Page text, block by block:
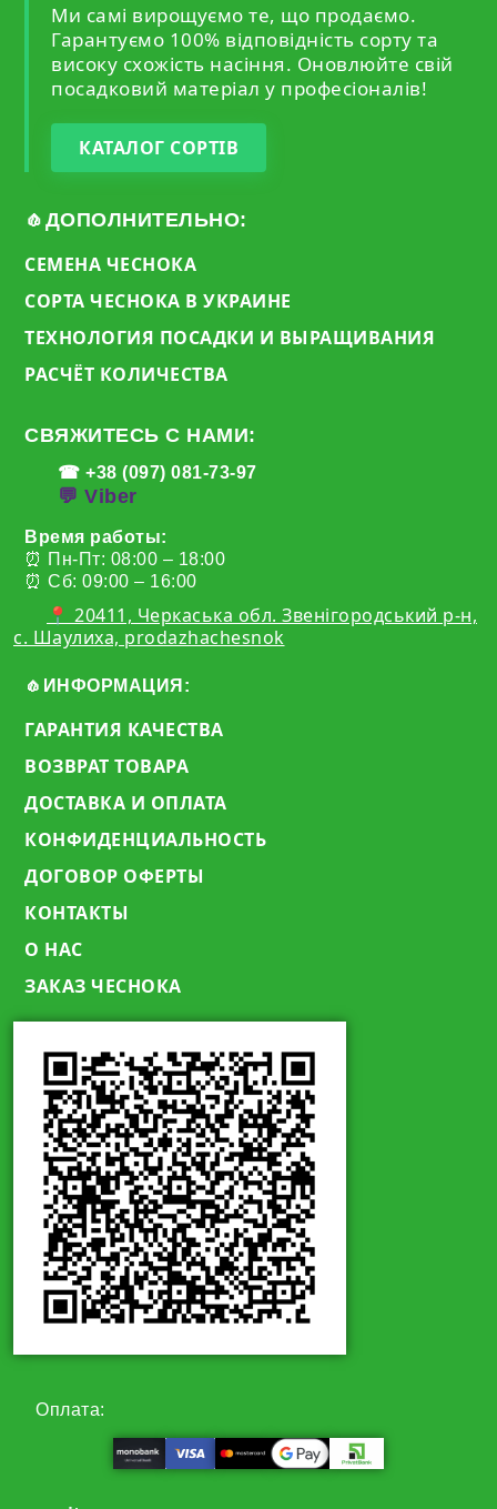
Ми самі вирощуємо те, що продаємо.
Гарантуємо 100% відповідність сорту та
високу схожість насіння. Оновлюйте свій
посадковий матеріал у професіоналів!
КАТАЛОГ СОРТІВ
🧄ДОПОЛНИТЕЛЬНО:
СЕМЕНА ЧЕСНОКА
СОРТА ЧЕСНОКА В УКРАИНЕ
ТЕХНОЛОГИЯ ПОСАДКИ И ВЫРАЩИВАНИЯ
РАСЧЁТ КОЛИЧЕСТВА
СВЯЖИТЕСЬ С НАМИ:
☎ +38 (097) 081-73-97
💬 Viber
Время работы:
⏰ Пн-Пт: 08:00 – 18:00
⏰ Сб: 09:00 – 16:00
📍 20411, Черкаська обл. Звенігородський р-н,
с. Шаулиха, prodazhachesnok
🧄ИНФОРМАЦИЯ:
ГАРАНТИЯ КАЧЕСТВА
ВОЗВРАТ ТОВАРА
ДОСТАВКА И ОПЛАТА
КОНФИДЕНЦИАЛЬНОСТЬ
ДОГОВОР ОФЕРТЫ
КОНТАКТЫ
О НАС
ЗАКАЗ ЧЕСНОКА
Оплата: